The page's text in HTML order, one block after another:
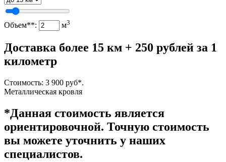
Объем**: м3
Доставка более 15 км + 250 рублей за 1
километр
Стоимость: 3 900 руб*.
Металлическая кровля
*Данная стоимость является
ориентировочной. Точную стоимость
вы можете уточнить у наших
специалистов.